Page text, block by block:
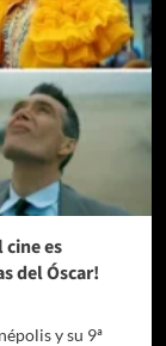
es
del Óscar!
y su 9ª